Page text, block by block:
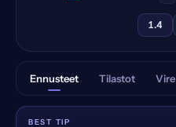
1.4
Ennusteet Tilastot Vire
BEST TIP